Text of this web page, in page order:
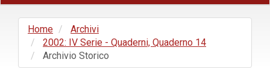
Home
Archivi
2002: IV Serie - Quaderni, Quaderno 14
Archivio Storico